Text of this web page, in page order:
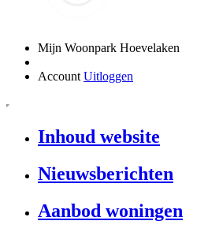
Mijn Woonpark Hoevelaken
Account Uitloggen
Inhoud website
Nieuwsberichten
Aanbod woningen